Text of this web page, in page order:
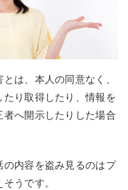
は、本人の同意なく、
り取得したり、情報を
へ開示したりした場合
内容を盗み見るのはプ
うです。